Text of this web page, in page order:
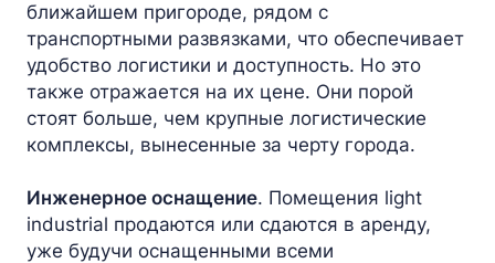
ближайшем пригороде, рядом с
транспортными развязками, что обеспечивает
удобство логистики и доступность. Но это
также отражается на их цене. Они порой
стоят больше, чем крупные логистические
комплексы, вынесенные за черту города.
Инженерное оснащение. Помещения light
industrial продаются или сдаются в аренду,
уже будучи оснащенными всеми